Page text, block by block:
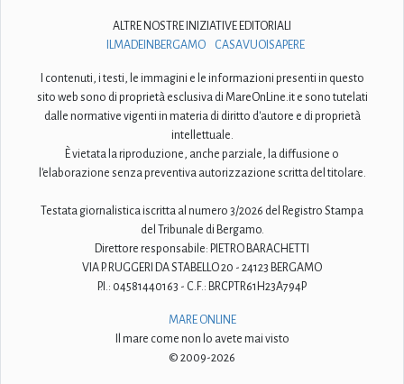
ALTRE NOSTRE INIZIATIVE EDITORIALI
ILMADEINBERGAMO
CASAVUOISAPERE
I contenuti, i testi, le immagini e le informazioni presenti in questo
sito web sono di proprietà esclusiva di MareOnLine.it e sono tutelati
dalle normative vigenti in materia di diritto d'autore e di proprietà
intellettuale.
È vietata la riproduzione, anche parziale, la diffusione o
l'elaborazione senza preventiva autorizzazione scritta del titolare.
Testata giornalistica iscritta al numero 3/2026 del Registro Stampa
del Tribunale di Bergamo.
Direttore responsabile: PIETRO BARACHETTI
VIA P. RUGGERI DA STABELLO 20 - 24123 BERGAMO
P.I.: 04581440163 - C.F.: BRCPTR61H23A794P
MARE ONLINE
Il mare come non lo avete mai visto
© 2009-2026